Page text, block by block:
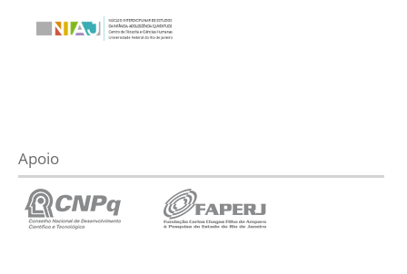
Apoio